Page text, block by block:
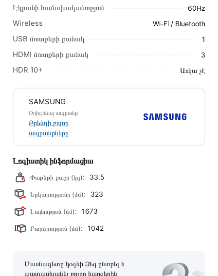
UE75AU7500UXRU առաքման և վճարման պայմանները
Մեր պրոֆեսիոնալ մենեջերները կմշակեն պատվերը և
կկապվեն ձեզ հետ՝ համաձայնեցնելու առաքման
պայմանները։ Նախքան առցանց պատվեր տեղադրելը,
խորհուրդ ենք տալիս կարդալ նկարագրությունը,
Տվյալ ապրանքը սետիֆիկացված է և համպատասխանում է
կատարվում է 14 օրվա ընթացքում:
Էկրանի հաճախականություն 60Hz
Wireless Wi-Fi / Bluetooth
USB մուտքերի քանակ 1
HDMI մուտքերի քանակ 3
HDR 10+ Առկա չէ
SAMSUNG
Օրիգինալ ապրանք
Բրենդի բոլոր
ապրանքները
Լոգիստիկ ինֆորմացիա
Փաթեթի քաշը (կգ): 33.5
Երկարությունը (մմ): 323
Լայնություն (մմ): 1673
Բարձրություն (մմ): 1042
Մասնագետը կօգնի Ձեզ ընտրել և
պատասխանել բոլոր հարցերին